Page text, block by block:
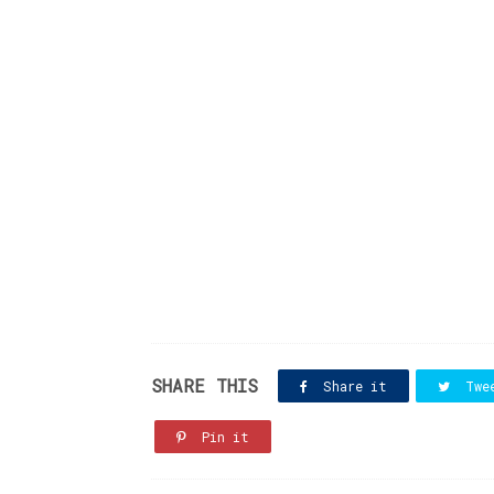
SHARE THIS Share it
Pin it